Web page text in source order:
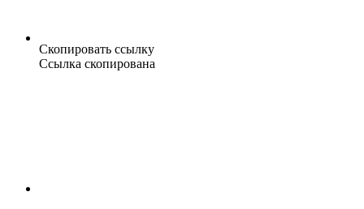
Скопировать ссылку
Ссылка скопирована